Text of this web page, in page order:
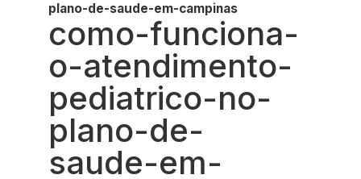
plano-de-saude-em-campinas
como-funciona-
o-atendimento-
pediatrico-no-
plano-de-
saude-em-